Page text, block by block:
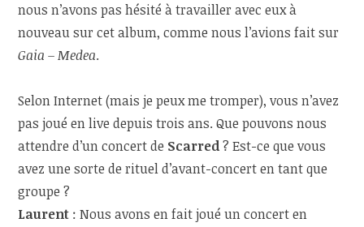
nous n’avons pas hésité à travailler avec eux à
nouveau sur cet album, comme nous l’avions fait sur
Gaia – Medea.
Selon Internet (mais je peux me tromper), vous n’avez
pas joué en live depuis trois ans. Que pouvons nous
attendre d’un concert de Scarred? Est-ce que vous
avez une sorte de rituel d’avant-concert en tant que
groupe ?
Laurent : Nous avons en fait joué un concert en